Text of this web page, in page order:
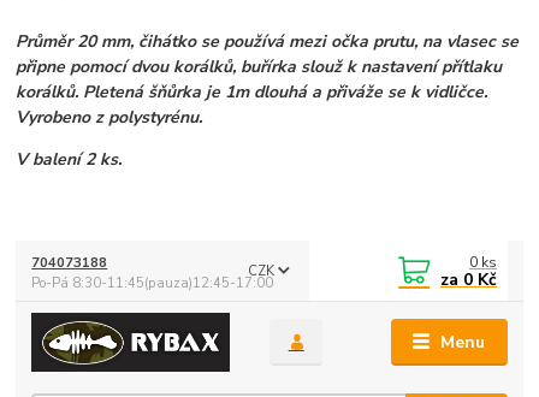
Průměr 20 mm, čihátko se používá mezi očka prutu, na vlasec se
připne pomocí dvou korálků, buřírka slouž k nastavení přítlaku
korálků. Pletená šňůrka je 1m dlouhá a přiváže se k vidličce.
Vyrobeno z polystyrénu.
V balení 2 ks.
Menu
CZK
704073188
Po-Pá 8:30-11:45(pauza)12:45-17:00
0 ks
za 0 Kč